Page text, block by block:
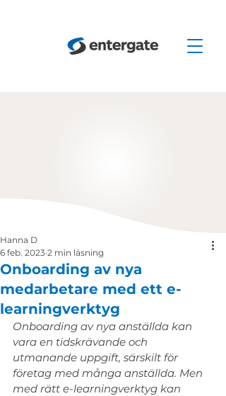
Onboarding av nya
medarbetare med ett e-
learningverktyg
Hanna D
6 feb. 2023 2 min läsning
Onboarding av nya anställda kan
vara en tidskrävande och
utmanande uppgift, särskilt för
företag med många anställda. Men
med rätt e-learningverktyg kan